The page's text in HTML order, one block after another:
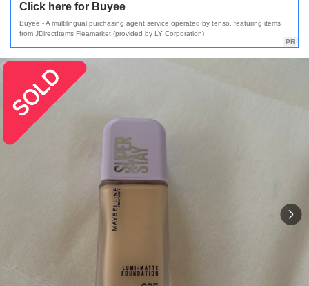
Click here for Buyee
Buyee - A multilingual purchasing agent service operated by tenso, featuring items
from JDirectItems Fleamarket (provided by LY Corporation)